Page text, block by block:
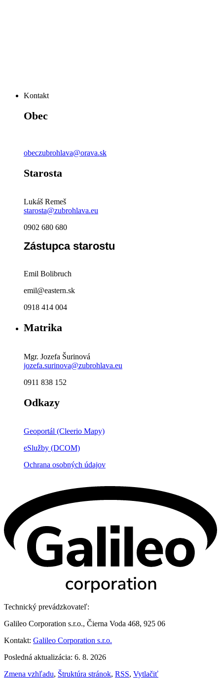
Kontakt
Obec
obeczubrohlava@orava.sk
Starosta
Lukáš Remeš
starosta@zubrohlava.eu
0902 680 680
Zástupca starostu
Emil Bolibruch
emil@eastern.sk
0918 414 004
Matrika
Mgr. Jozefa Šurinová
jozefa.surinova@zubrohlava.eu
0911 838 152
Odkazy
Geoportál (Cleerio Mapy)
eSlužby (DCOM)
Ochrana osobných údajov
Technický prevádzkovateľ:
Galileo Corporation s.r.o., Čierna Voda 468, 925 06
Kontakt: Galileo Corporation s.r.o.
Posledná aktualizácia: 6. 8. 2026
Zmena vzhľadu, Štruktúra stránok, RSS, Vytlačiť